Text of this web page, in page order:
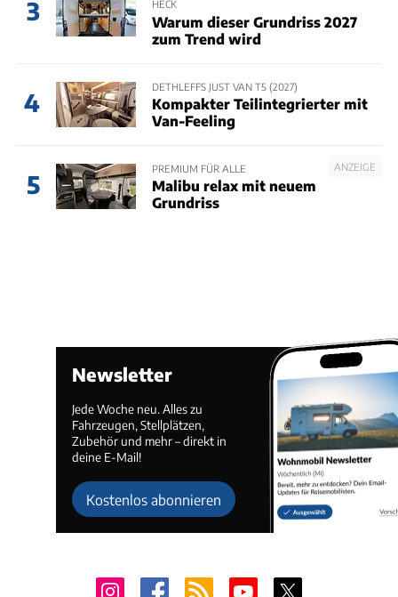
3
HECK
Warum dieser Grundriss 2027
zum Trend wird
4
DETHLEFFS JUST VAN T5 (2027)
Kompakter Teilintegrierter mit
Van-Feeling
5
ANZEIGE
PREMIUM FÜR ALLE
Malibu relax mit neuem
Grundriss
Newsletter
Jede Woche neu. Alles zu
Fahrzeugen, Stellplätzen,
Zubehör und mehr – direkt in
deine E-Mail!
Kostenlos abonnieren